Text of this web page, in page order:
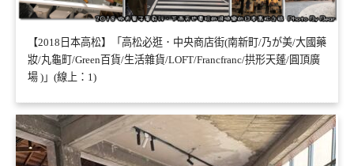
【2018日本高松】「高松必逛．中央商店街(南新町/乃が美/大國藥
妝/丸龜町/Green百貨/生活雜貨/LOFT/Francfranc/拱形天蓬/圓頂廣
場 )」(線上：1)